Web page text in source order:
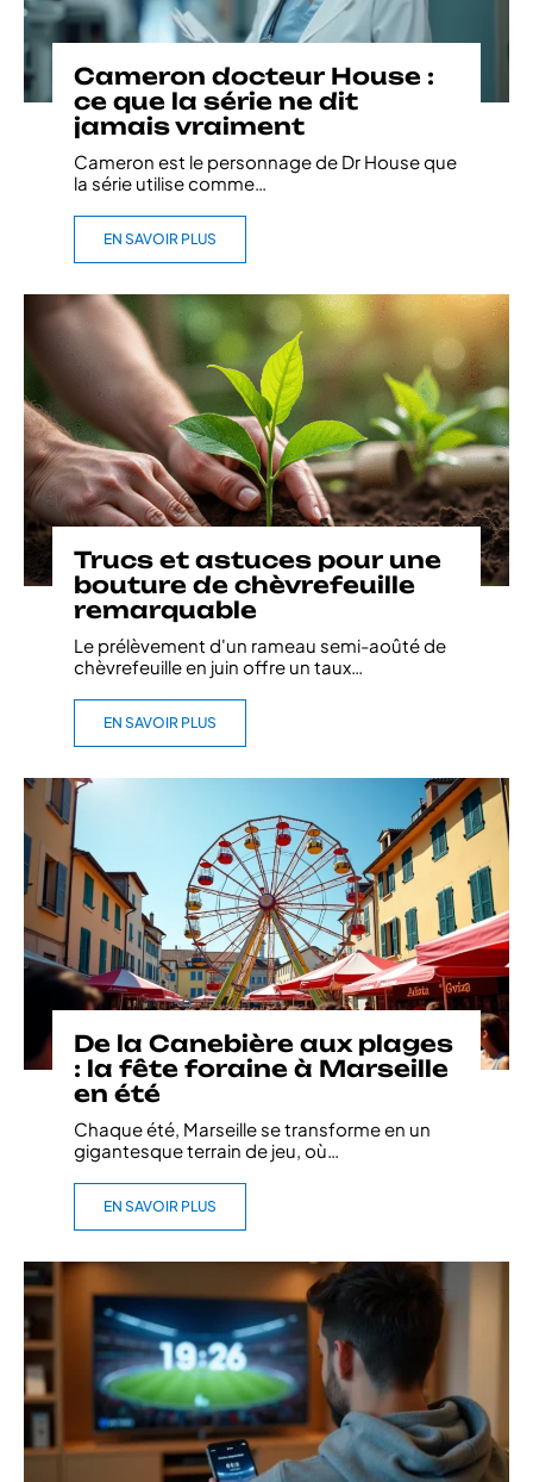
Cameron docteur House :
ce que la série ne dit
jamais vraiment
Cameron est le personnage de Dr House que
la série utilise comme…
EN SAVOIR PLUS
Trucs et astuces pour une
bouture de chèvrefeuille
remarquable
Le prélèvement d'un rameau semi-aoûté de
chèvrefeuille en juin offre un taux…
EN SAVOIR PLUS
De la Canebière aux plages
: la fête foraine à Marseille
en été
Chaque été, Marseille se transforme en un
gigantesque terrain de jeu, où…
EN SAVOIR PLUS